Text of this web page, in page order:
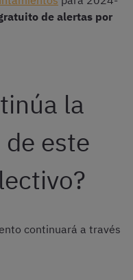
de alertas por
la
este
continuará a través